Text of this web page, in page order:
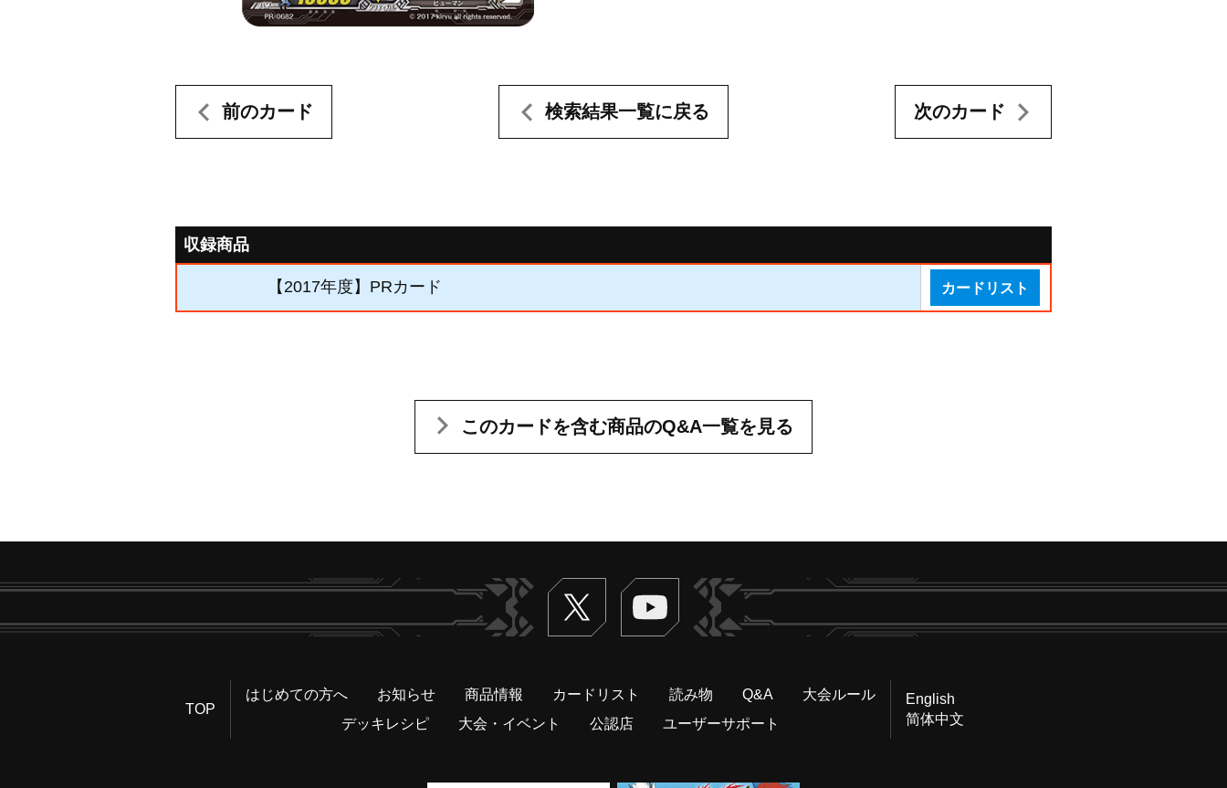
前のカード 検索結果一覧に戻る 次のカード
収録商品
【2017年度】PRカード カードリスト
このカードを含む商品のQ&A一覧を見る
Twitter ヴァンガードch
TOP
はじめての方へ お知らせ 商品情報 カードリスト 読み物 Q&A
大会ルール
デッキレシピ
大会・イベント 公認店 ユーザーサポート
English
简体中文